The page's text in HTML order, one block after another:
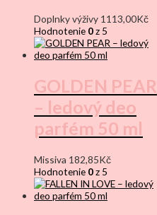
Doplnky výživy 1113,00Kč
Hodnotenie 0z 5
GOLDEN PEAR
– ledový deo
parfém 50 ml
Missiva 182,85Kč
Hodnotenie 0z 5